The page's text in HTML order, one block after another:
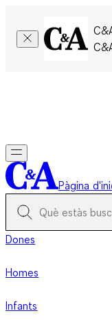
Pàgina
Dones
Homes
Infants